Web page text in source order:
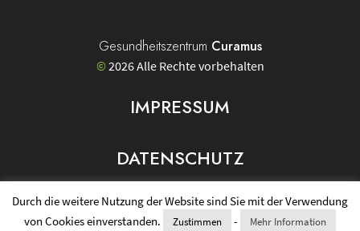
Gesundheitszentrum Curamus
© 2026 Alle Rechte vorbehalten
IMPRESSUM
DATENSCHUTZ
Durch die weitere Nutzung der Website sind Sie mit der Verwendung
von Cookies einverstanden.
Zustimmen - Mehr Information